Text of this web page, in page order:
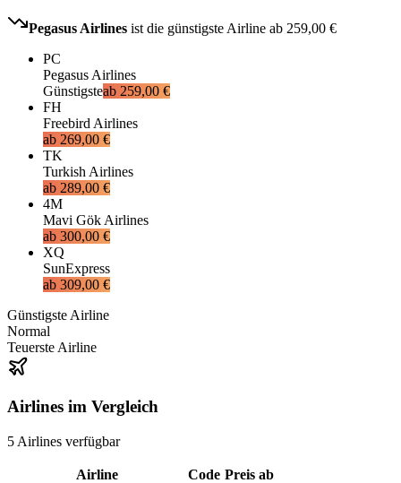
Pegasus Airlines ist die günstigste Airline ab 259,00 €
PC
Pegasus Airlines
Günstigsteab 259,00 €
FH
Freebird Airlines
ab 269,00 €
TK
Turkish Airlines
ab 289,00 €
4M
Mavi Gök Airlines
ab 300,00 €
XQ
SunExpress
ab 309,00 €
Günstigste Airline
Normal
Teuerste Airline
Airlines im Vergleich
5 Airlines verfügbar
Airline Code Preis ab